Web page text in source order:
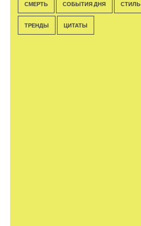
СМЕРТЬ СОБЫТИЯ ДНЯ СТИЛЬ
ТРЕНДЫ ЦИТАТЫ